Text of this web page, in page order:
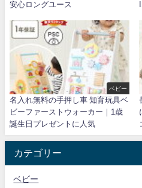
安心ロングユース
ベビー
名入れ無料の手押し車 知育玩具ベ
ビーファーストウォーカー｜1歳
誕生日プレゼントに人気
カテゴリー
ベビー